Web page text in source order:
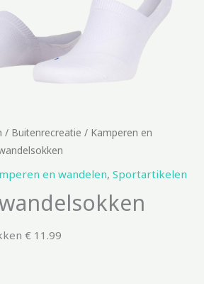
/ Buitenrecreatie / Kamperen en
en wandelen, Sportartikelen
€ 11.99